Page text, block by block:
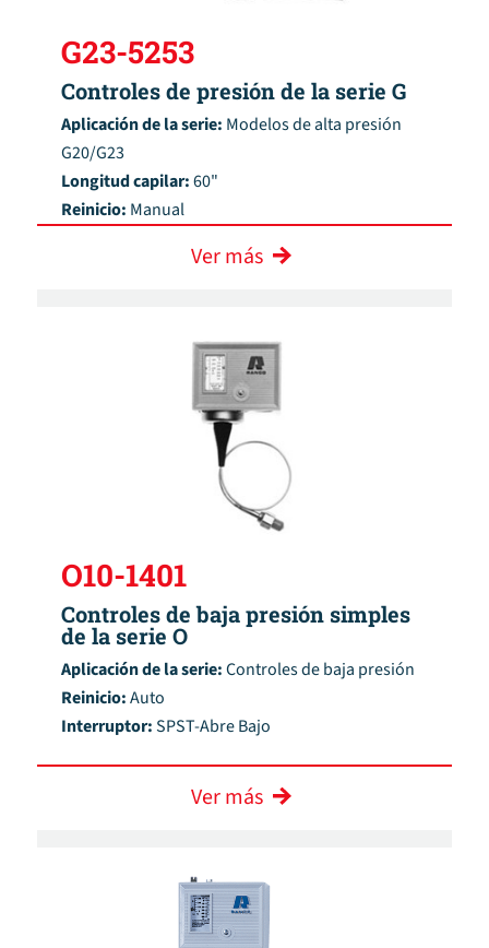
G23-5253
Controles de presión de la serie G
Aplicación de la serie: Modelos de alta presión
G20/G23
Longitud capilar:60"
Reinicio: Manual
Ver más
O10-1401
Controles de baja presión simples
de la serie O
Aplicación de la serie:Controles de baja presión
Reinicio:Auto
Interruptor:SPST-Abre Bajo
Ver más